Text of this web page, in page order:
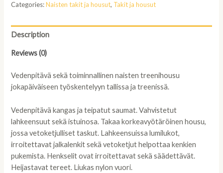
välikausi
tummansininen,
46/3XL
quantity
Categories:Naisten takit ja housut, Takit ja housut
Description
Reviews (0)
Vedenpitävä sekä toiminnallinen naisten treenihousu
jokapäiväiseen työskentelyyn tallissa ja treenissä.
Vedenpitävä kangas ja teipatut saumat. Vahvistetut
lahkeensuut sekä istuinosa. Takaa korkeavyötäröinen housu,
jossa vetoketjulliset taskut. Lahkeensuissa lumilukot,
irroitettavat jalkalenkit sekä vetoketjut helpottaa kenkien
pukemista. Henkselit ovat irroitettavat sekä säädettävät.
Heijastavat tereet. Liukas nylon vuori.